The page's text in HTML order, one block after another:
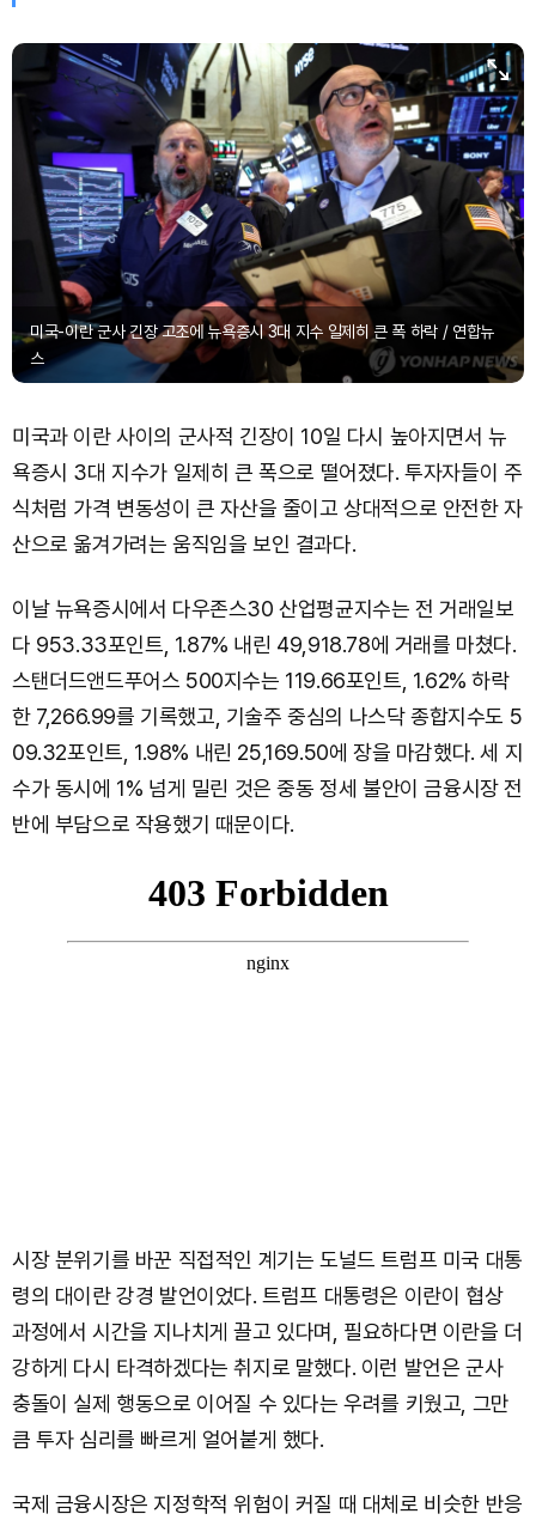
미국-이란 군사 긴장 고조에 뉴욕증시 3대 지수 일제히 큰 폭 하락 / 연합뉴
스
미국과 이란 사이의 군사적 긴장이 10일 다시 높아지면서 뉴
욕증시 3대 지수가 일제히 큰 폭으로 떨어졌다. 투자자들이 주
식처럼 가격 변동성이 큰 자산을 줄이고 상대적으로 안전한 자
산으로 옮겨가려는 움직임을 보인 결과다.
이날 뉴욕증시에서 다우존스30 산업평균지수는 전 거래일보
다 953.33포인트, 1.87% 내린 49,918.78에 거래를 마쳤다.
스탠더드앤드푸어스 500지수는 119.66포인트, 1.62% 하락
한 7,266.99를 기록했고, 기술주 중심의 나스닥 종합지수도 5
09.32포인트, 1.98% 내린 25,169.50에 장을 마감했다. 세 지
수가 동시에 1% 넘게 밀린 것은 중동 정세 불안이 금융시장 전
반에 부담으로 작용했기 때문이다.
시장 분위기를 바꾼 직접적인 계기는 도널드 트럼프 미국 대통
령의 대이란 강경 발언이었다. 트럼프 대통령은 이란이 협상
과정에서 시간을 지나치게 끌고 있다며, 필요하다면 이란을 더
강하게 다시 타격하겠다는 취지로 말했다. 이런 발언은 군사
충돌이 실제 행동으로 이어질 수 있다는 우려를 키웠고, 그만
큼 투자 심리를 빠르게 얼어붙게 했다.
국제 금융시장은 지정학적 위험이 커질 때 대체로 비슷한 반응